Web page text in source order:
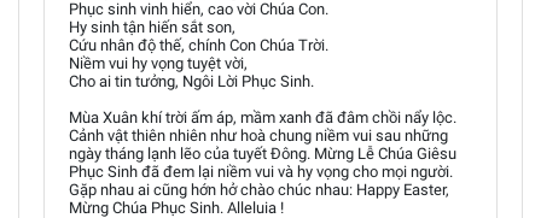
Phục sinh vinh hiển, cao vời Chúa Con.
Hy sinh tận hiến sắt son,
Cứu nhân độ thế, chính Con Chúa Trời.
Niềm vui hy vọng tuyệt vời,
Cho ai tin tưởng, Ngôi Lời Phục Sinh.
Mùa Xuân khí trời ấm áp, mầm xanh đã đâm chồi nẩy lộc.
Cảnh vật thiên nhiên như hoà chung niềm vui sau những
ngày tháng lạnh lẽo của tuyết Đông. Mừng Lễ Chúa Giêsu
Phục Sinh đã đem lại niềm vui và hy vọng cho mọi người.
Gặp nhau ai cũng hớn hở chào chúc nhau: Happy Easter,
Mừng Chúa Phục Sinh. Alleluia !